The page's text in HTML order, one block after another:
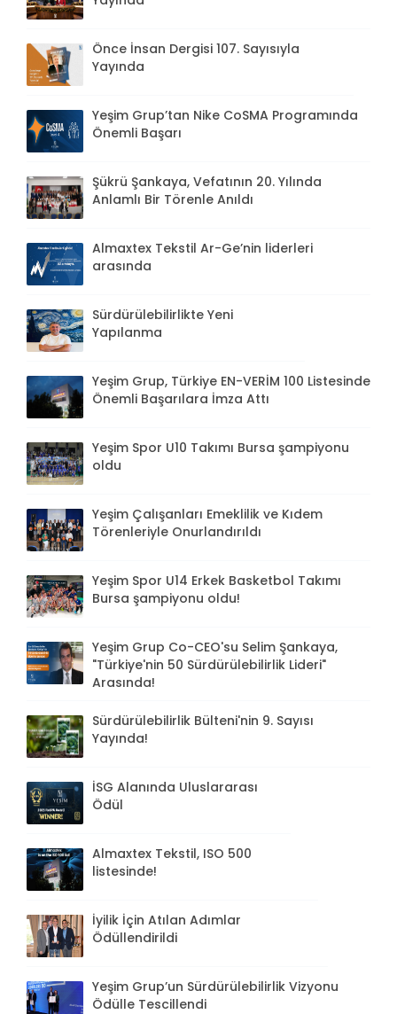
Önce İnsan Dergisi 107. Sayısıyla
Yayında
Yeşim Grup’tan Nike CoSMA Programında
Önemli Başarı
Şükrü Şankaya, Vefatının 20. Yılında
Anlamlı Bir Törenle Anıldı
Almaxtex Tekstil Ar-Ge’nin liderleri
arasında
Sürdürülebilirlikte Yeni
Yapılanma
Yeşim Grup, Türkiye EN-VERİM 100 Listesinde
Önemli Başarılara İmza Attı
Yeşim Spor U10 Takımı Bursa şampiyonu
oldu
Yeşim Çalışanları Emeklilik ve Kıdem
Törenleriyle Onurlandırıldı
Yeşim Spor U14 Erkek Basketbol Takımı
Bursa şampiyonu oldu!
Yeşim Grup Co-CEO'su Selim Şankaya,
"Türkiye'nin 50 Sürdürülebilirlik Lideri"
Arasında!
Sürdürülebilirlik Bülteni'nin 9. Sayısı
Yayında!
İSG Alanında Uluslararası
Ödül
Almaxtex Tekstil, ISO 500
listesinde!
İyilik İçin Atılan Adımlar
Ödüllendirildi
Yeşim Grup’un Sürdürülebilirlik Vizyonu
Ödülle Tescillendi